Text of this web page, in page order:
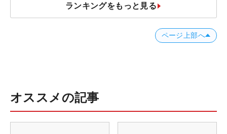
ランキングをもっと見る
ページ上部へ
オススメの記事